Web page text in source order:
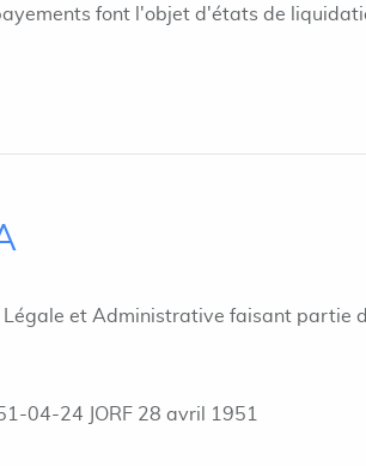
font l'objet d'états de
Légale et Administrative faisant partie
04-24 JORF 28 avril 1951